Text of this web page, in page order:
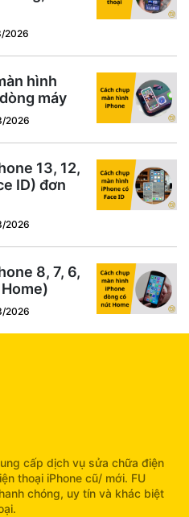
2026
hình
máy
2026
13, 12,
ID) đơn
2026
8, 7, 6,
2026
cấp dịch vụ sửa chữa điện
thoại iPhone cũ/ mới. FU
chóng, uy tín và khác biệt